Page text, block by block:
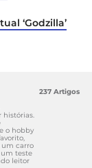
‘Godzilla’
histórias.
o hobby
um carro
um teste
leitor
237 Artigos